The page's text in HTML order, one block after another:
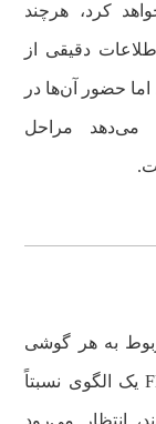
2026 معرفی خواهد کرد، هرچند
دقیقی از
حضور آن‌ها در
می‌دهد مراحل
به هر گوشی
جدید است و معمولاً سامسونگ در سری FE یک الگوی نسبتاً
انتظار می‌رود